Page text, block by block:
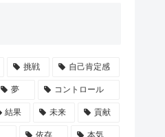
挑戦 自己肯定感
夢 コントロール
結果 未来 貢献